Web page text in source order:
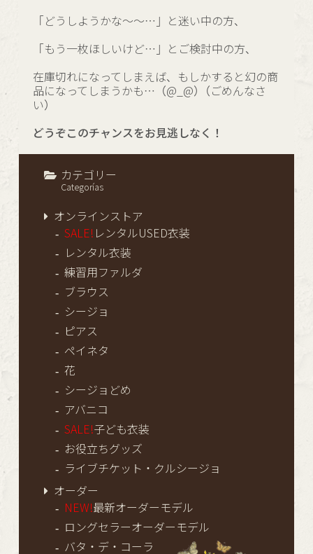
カテゴリー
Categorías
オンラインストア
SALE! レンタルUSED衣装
レンタル衣装
練習用ファルダ
ブラウス
シージョ
ピアス
ペイネタ
花
シージョどめ
アバニコ
SALE!子ども衣装
お役立ちグッズ
ライブチケット・クルシージョ
オーダー
NEW!最新オーダーモデル
ロングセラーオーダーモデル
バタ・デ・コーラ
「どうしようかな～～…」と迷い中の方、
「もう一枚ほしいけど…」とご検討中の方、
在庫切れになってしまえば、もしかすると幻の商
品になってしまうかも…（@_@）（ごめんなさ
い）
どうぞこのチャンスをお見逃しなく！